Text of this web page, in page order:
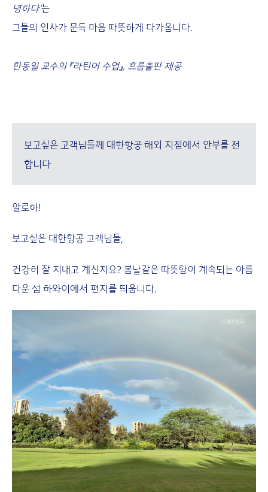
녕하다’는
그들의 인사가 문득 마음 따뜻하게 다가옵니다.
한동일 교수의 『라틴어 수업』, 흐름출판 제공
보고싶은 고객님들께 대한항공 해외 지점에서 안부를 전
합니다
알로하!
보고싶은 대한항공 고객님들,
건강히 잘 지내고 계신지요? 봄날같은 따뜻함이 계속되는 아름
다운 섬 하와이에서 편지를 띄웁니다.